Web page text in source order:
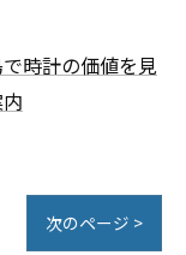
時計の価値を見
次のページ >